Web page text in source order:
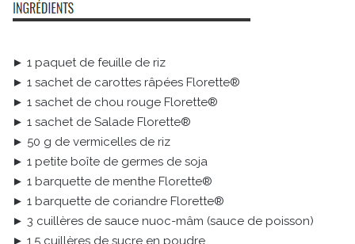
► 1 paquet de feuille de riz
► 1 sachet de carottes râpées Florette®
► 1 sachet de chou rouge Florette®
► 1 sachet de Salade Florette®
► 50 g de vermicelles de riz
► 1 petite boîte de germes de soja
► 1 barquette de menthe Florette®
► 1 barquette de coriandre Florette®
► 3 cuillères de sauce nuoc-mâm (sauce de poisson)